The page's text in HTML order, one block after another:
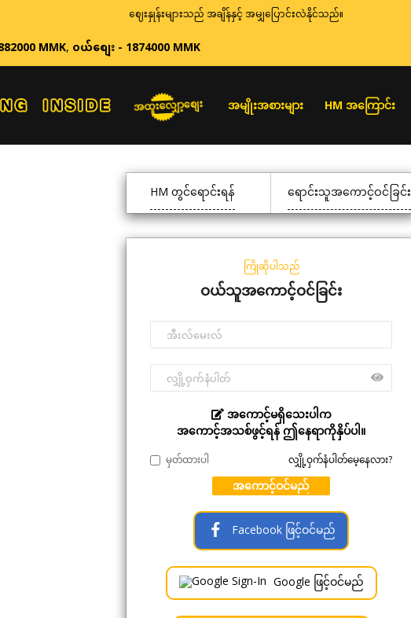
ဈေးနှုန်းများသည် အချိန်နှင့် အမျှပြောင်းလဲနိုင်သည်။
MMK,ဝယ်စျေး - 1874000 MMK
အထူးလျှော့စျေး အမျိုးအစားများ HM အကြောင်း
HM တွင်ရောင်းရန် ရောင်းသူအကောင့်ဝင်ခြင်း
ကြိုဆိုပါသည်
ဝယ်သူအကောင့်ဝင်ခြင်း
အကောင့်မရှိသေးပါက
အကောင့်အသစ်ဖွင့်ရန် ဤနေရာကိုနှိပ်ပါ။
မှတ်ထားပါ လျှို့ဝှက်နံပါတ်မေ့နေလား?
အကောင့်ဝင်မည်
Facebook ဖြင့်ဝင်မည်
Google ဖြင့်ဝင်မည်